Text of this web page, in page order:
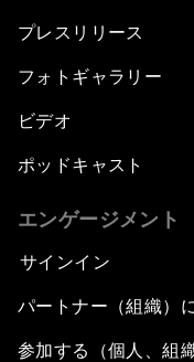
プレスリリース
フォトギャラリー
ビデオ
ポッドキャスト
エンゲージメント
サインイン
パートナー（組織）
参加する（個人、組織